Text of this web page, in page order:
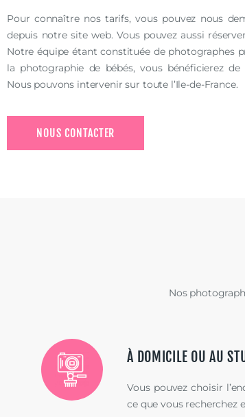
Pour connaître nos tarifs, vous pouvez nous
depuis notre site web. Vous pouvez aussi
Notre équipe étant constituée de photographes
la photographie de bébés, vous bénéficierez de
Nous pouvons intervenir sur toute l’Ile-de-France.
NOUS CONTACTER
Nos
À DOMICILE OU AU
Vous pouvez choisir
ce que vous recherchez